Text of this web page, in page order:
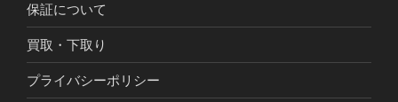
保証について
買取・下取り
プライバシーポリシー